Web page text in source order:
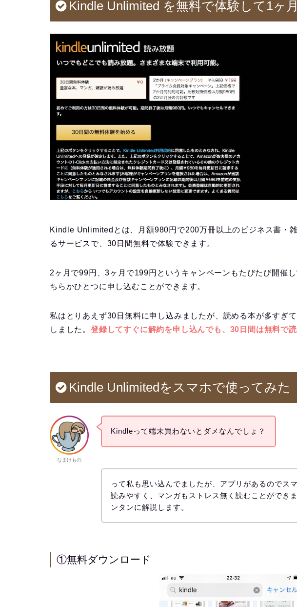
Kindle Unlimited を無料で体験して1ヶ
Kindle Unlimitedとは、月額980円で200万冊以上のビジネス書・
るサービスで、30日間無料で体験できます。
2ヶ月で99円、3ヶ月で199円というキャンペーンもたびたび開催
ちらかひとつに申し込むことができます。
私はとりあえず30日無料に申し込みましたが、読める本が多すぎ
しました。 登録してすぐに解約を申し込んでも、30日間は無料で読
Kindle Unlimitedをスマホで使ってみた
なまけもの
Kindleって端末買わないとダメなんでしょ？
って私も思い込んでましたが、アプリがあるのでス
読みやすく、マンガもストレス無く読むことができ
ンタンに解説します。
①無料ダウンロード